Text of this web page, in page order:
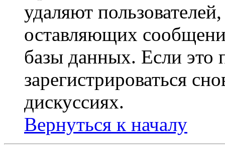
удаляют
оставляющих
базы данных. Если это
зарегистрироваться
дискуссиях.
Вернуться к началу